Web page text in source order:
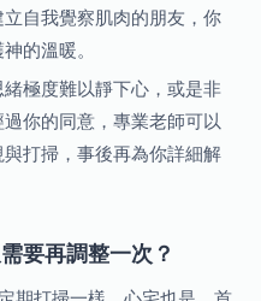
自我覺察肌肉的朋友，你
的溫暖。
極度難以靜下心，或是非
你的同意，專業老師可以
打掃，事後再為你詳細解
要再調整一次？